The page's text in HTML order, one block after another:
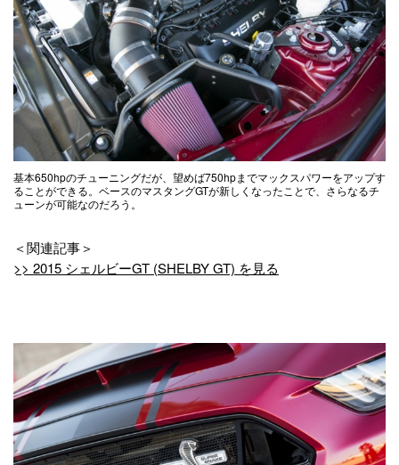
基本650hpのチューニングだが、望めば750hpまでマックスパワーをアップす
ることができる。ベースのマスタングGTが新しくなったことで、さらなるチ
ューンが可能なのだろう。
＜関連記事＞
>> 2015 シェルビーGT (SHELBY GT) を見る